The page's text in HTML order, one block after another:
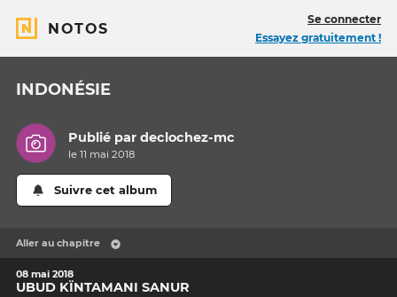
NOTOS
Se connecter
Essayez gratuitement !
INDONÉSIE
Publié pardeclochez-mc
le 11 mai 2018
Suivre cet album
Aller au chapitre
08 mai 2018
UBUD KÏNTAMANI SANUR